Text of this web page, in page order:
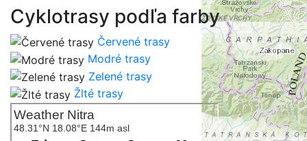
Cyklotrasy podľa farby
Červené trasy
Modré trasy
Zelené trasy
Žlté trasy